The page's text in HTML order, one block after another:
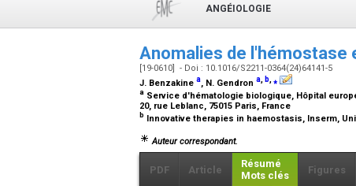
ANGÉIOLOGIE
Anomalies de l'hémostase
[19-0610] - Doi : 10.1016/S2211-0364(24)64141-5
J. Benzakine a, N. Gendron a, b,⁎
a Service d'hématologie biologique, Hôpital
20, rue Leblanc, 75015 Paris, France
b Innovative therapies in haemostasis, Inserm,
Auteur correspondant.
PDF Article
Résumé
Mots clés
Figures